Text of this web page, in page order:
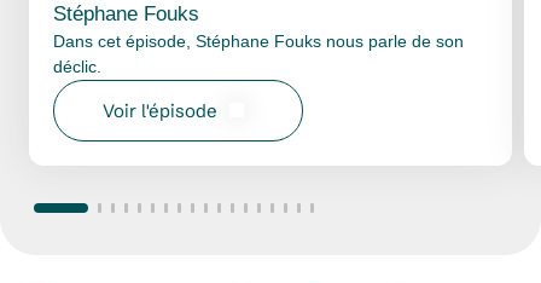
Stéphane Fouks
Dans cet épisode, Stéphane Fouks nous parle de son
déclic.
Voir l'épisode